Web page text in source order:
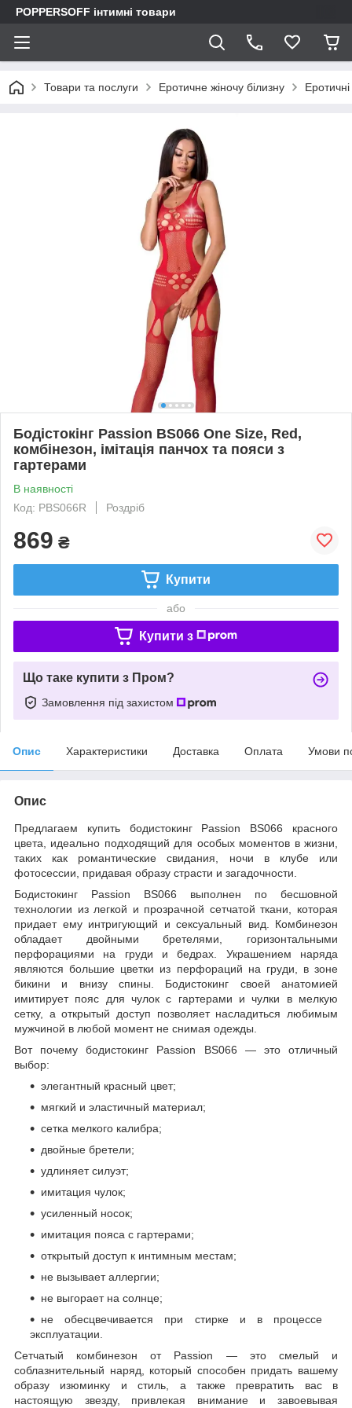
POPPERSOFF інтимні товари
Товари та послуги Еротичне жіночу білизну
Бодістокінг Passion BS066 One Size, Red,
комбінезон, імітація панчох та пояси з
гартерами
В наявності
Код: PBS066R
Роздріб
869 ₴
Купити
або
Купити з
Що таке купити з Пром?
Замовлення під захистом
Опис Характеристики Доставка Оплата Умови
Опис
Предлагаем купить бодистокинг Passion BS066 красного
цвета, идеально подходящий для особых моментов в жизни,
таких как романтические свидания, ночи в клубе или
фотосессии, придавая образу страсти и загадочности.
Бодистокинг Passion BS066 выполнен по бесшовной
технологии из легкой и прозрачной сетчатой ткани, которая
придает ему интригующий и сексуальный вид. Комбинезон
обладает двойными бретелями, горизонтальными
перфорациями на груди и бедрах. Украшением наряда
являются большие цветки из перфораций на груди, в зоне
бикини и внизу спины. Бодистокинг своей анатомией
имитирует пояс для чулок с гартерами и чулки в мелкую
сетку, а открытый доступ позволяет насладиться любимым
мужчиной в любой момент не снимая одежды.
Вот почему бодистокинг Passion BS066 — это отличный
выбор:
элегантный красный цвет;
мягкий и эластичный материал;
сетка мелкого калибра;
двойные бретели;
удлиняет силуэт;
имитация чулок;
усиленный носок;
имитация пояса с гартерами;
открытый доступ к интимным местам;
не вызывает аллергии;
не выгорает на солнце;
не обесцвечивается при стирке и в процессе
эксплуатации.
Сетчатый комбинезон от Passion — это смелый и
соблазнительный наряд, который способен придать вашему
образу изюминку и стиль, а также превратить вас в
настоящую звезду, привлекая внимание и завоевывая